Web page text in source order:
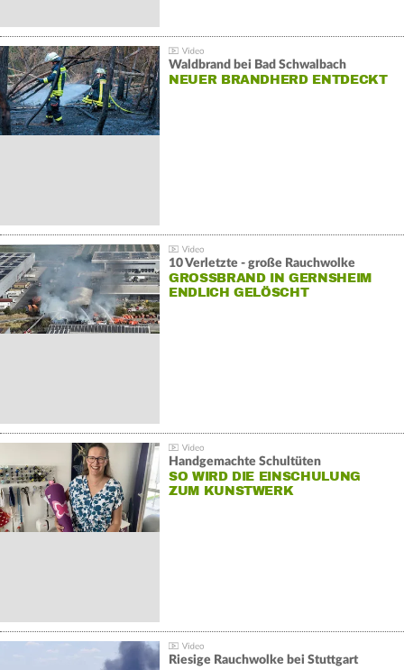
Waldbrand bei Bad Schwalbach
NEUER BRANDHERD ENTDECKT
10 Verletzte - große Rauchwolke
GROSSBRAND IN GERNSHEIM E
NDLICH GELÖSCHT
Handgemachte Schultüten
SO WIRD DIE EINSCHULUNG
ZUM KUNSTWERK
Riesige Rauchwolke bei Stuttgart